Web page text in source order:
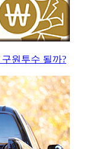
원투수 될까?